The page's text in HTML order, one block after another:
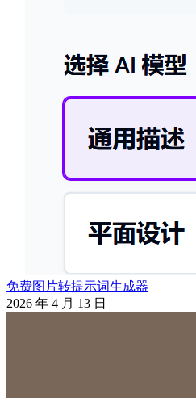
免费图片转提示词生成器
2026 年 4 月 13 日